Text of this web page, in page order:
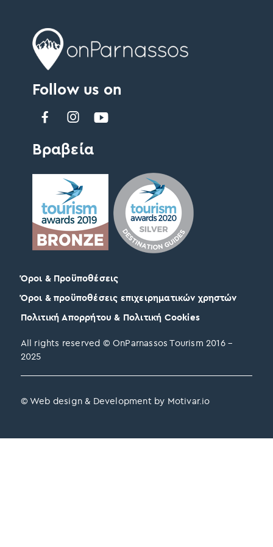
Follow us on
Βραβεία
All rights reserved © OnParnassos Tourism 2016 –
2025
Όροι & Προϋποθέσεις
Όροι & προϋποθέσεις επιχειρηματικών χρηστών
Πολιτική Απορρήτου & Πολιτική Cookies
© Web design & Development by Motivar.io